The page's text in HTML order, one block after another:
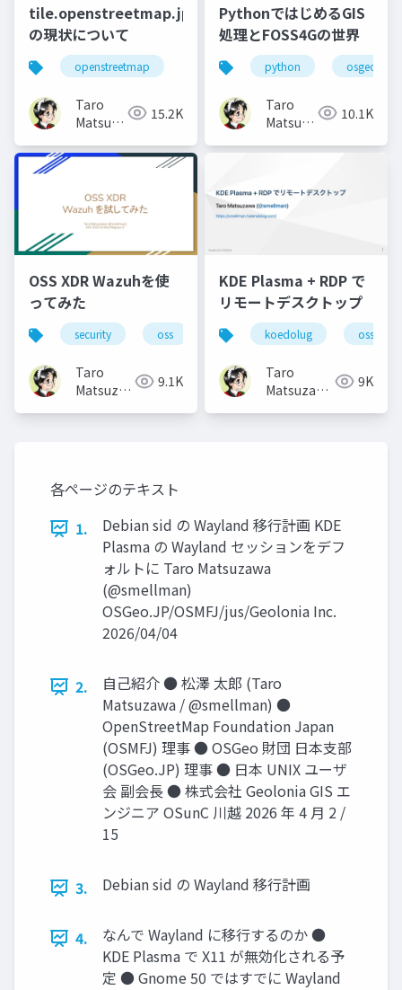
tile.openstreetmap.jp
の現状について
openstreetmap
Taro
Matsuzawa
btm
15.2K
PythonではじめるGIS
処理とFOSS4Gの世界
python osgeo
Taro
Matsuzawa
btm
10.1K
OSS XDR Wazuhを使
ってみた
security oss
Taro
Matsuzawa
9.1K
KDE Plasma + RDP で
リモートデスクトップ
koedolug oss
Taro
Matsuzawa
9K
各ページのテキスト
1.
Debian sid の Wayland 移行計画 KDE
Plasma の Wayland セッションをデフ
ォルトに Taro Matsuzawa
(@smellman)
OSGeo.JP/OSMFJ/jus/Geolonia Inc.
2026/04/04
2.
自己紹介 ● 松澤 太郎 (Taro
Matsuzawa / @smellman) ●
OpenStreetMap Foundation Japan
(OSMFJ) 理事 ● OSGeo 財団 日本支部
(OSGeo.JP) 理事 ● 日本 UNIX ユーザ
会 副会長 ● 株式会社 Geolonia GIS エ
ンジニア OSunC 川越 2026 年 4 月 2 /
15
3. Debian sid の Wayland 移行計画
4.
なんで Wayland に移行するのか ●
KDE Plasma で X11 が無効化される予
定 ● Gnome 50 ではすでに Wayland